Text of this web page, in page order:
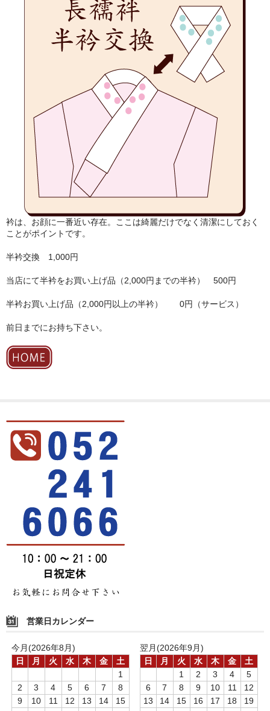
衿は、お顔に一番近い存在。ここは綺麗だけでなく清潔にしておく
ことがポイントです。
半衿交換 1,000円
当店にて半衿をお買い上げ品（2,000円までの半衿） 500円
半衿お買い上げ品（2,000円以上の半衿） 0円（サービス）
前日までにお持ち下さい。
営業日カレンダー
今月(2026年8月)
日
月 火 水 木 金
土
1
2
3 4 5 6 7
8
9
10 11 12 13 14
15
翌月(2026年9月)
日
月 火 水 木 金
土
1
2 3 4
5
6
7 8 9 10 11
12
13
14 15 16 17 18
19